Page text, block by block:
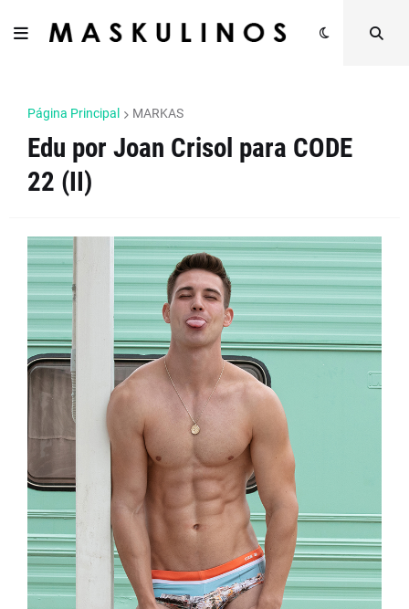
Página Principal MARKAS
Edu por Joan Crisol para CODE
22 (II)